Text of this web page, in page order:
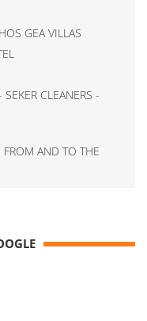
GEA VILLAS
CLEANERS -
FROM AND TO THE